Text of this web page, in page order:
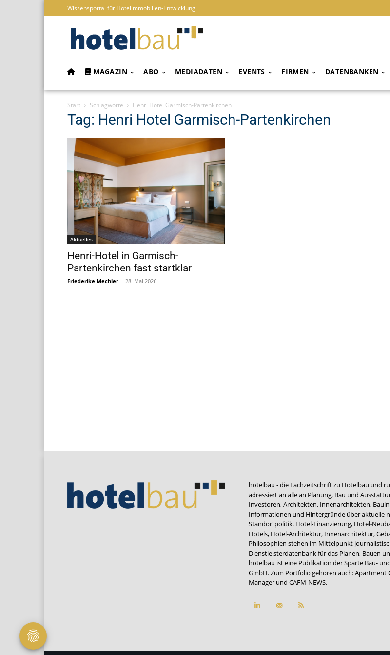
Wissensportal für Hotelimmobilien-Entwicklung
MAGAZIN ABO MEDIADATEN EVENTS FIRMEN DATENBANKEN
Start Schlagworte Henri Hotel Garmisch-Partenkirchen
Tag: Henri Hotel Garmisch-Partenkirchen
Aktuelles
Henri-Hotel in Garmisch-
Partenkirchen fast startklar
Friederike Mechler - 28. Mai 2026
hotelbau - die Fachzeitschrift zu Hotelbau und
adressiert an alle an Planung, Bau und
Investoren, Architekten, Innenarchitekten,
Informationen und Hintergründe über aktuelle
Standortpolitik, Hotel-Finanzierung, Hotel-
Hotels, Hotel-Architektur, Innenarchitektur,
Philosophien stehen im Mittelpunkt
Dienstleisterdatenbank für das Planen, Bauen
hotelbau ist eine Publikation der Sparte Bau-
GmbH. Zum Portfolio gehören auch:Apartment
Manager und CAFM-NEWS.